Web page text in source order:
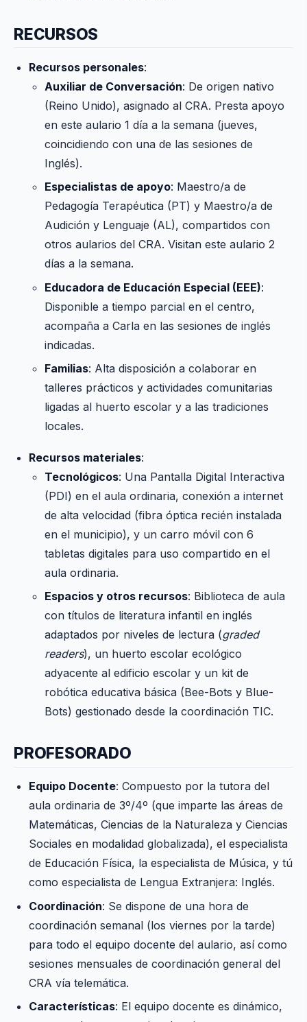
RECURSOS
Recursos personales:
Auxiliar de Conversación: De origen nativo
(Reino Unido), asignado al CRA. Presta apoyo
en este aulario 1 día a la semana (jueves,
coincidiendo con una de las sesiones de
Inglés).
Especialistas de apoyo: Maestro/a de
Pedagogía Terapéutica (PT) y Maestro/a de
Audición y Lenguaje (AL), compartidos con
otros aularios del CRA. Visitan este aulario 2
días a la semana.
Educadora de Educación Especial (EEE):
Disponible a tiempo parcial en el centro,
acompaña a Carla en las sesiones de inglés
indicadas.
Familias: Alta disposición a colaborar en
talleres prácticos y actividades comunitarias
ligadas al huerto escolar y a las tradiciones
locales.
Recursos materiales:
Tecnológicos: Una Pantalla Digital Interactiva
(PDI) en el aula ordinaria, conexión a internet
de alta velocidad (fibra óptica recién instalada
en el municipio), y un carro móvil con 6
tabletas digitales para uso compartido en el
aula ordinaria.
Espacios y otros recursos: Biblioteca de aula
con títulos de literatura infantil en inglés
adaptados por niveles de lectura (graded
readers), un huerto escolar ecológico
adyacente al edificio escolar y un kit de
robótica educativa básica (Bee-Bots y Blue-
Bots) gestionado desde la coordinación TIC.
PROFESORADO
Equipo Docente: Compuesto por la tutora del
aula ordinaria de 3º/4º (que imparte las áreas de
Matemáticas, Ciencias de la Naturaleza y Ciencias
Sociales en modalidad globalizada), el especialista
de Educación Física, la especialista de Música, y tú
como especialista de Lengua Extranjera: Inglés.
Coordinación: Se dispone de una hora de
coordinación semanal (los viernes por la tarde)
para todo el equipo docente del aulario, así como
sesiones mensuales de coordinación general del
CRA vía telemática.
Características: El equipo docente es dinámico,